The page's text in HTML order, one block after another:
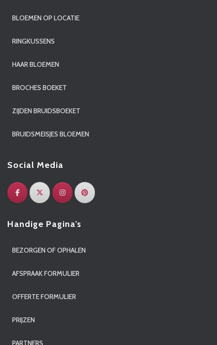
BLOEMEN OP LOCATIE
RINGKUSSENS
HAAR BLOEMEN
BROCHES BOEKET
ZIJDEN BRUIDSBOEKET
BRUIDSMEISJES BLOEMEN
Social Media
Handige Pagina’s
BEZORGEN OF OPHALEN
AFSPRAAK FORMULIER
OFFERTE FORMULIER
PRIJZEN
PARTNERS